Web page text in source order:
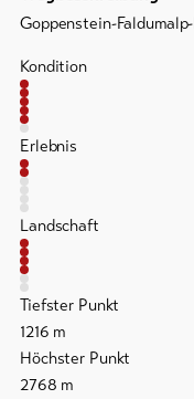
Goppenstein-
Kondition
Erlebnis
Landschaft
Tiefster Punkt
1216 m
Höchster Punkt
2768 m